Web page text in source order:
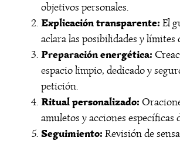
objetivos personales.
Explicación transparente: El
aclara las posibilidades y límites
Preparación energética:
espacio limpio, dedicado y
petición.
Ritual personalizado:
amuletos y acciones específicas
Seguimiento: Revisión de